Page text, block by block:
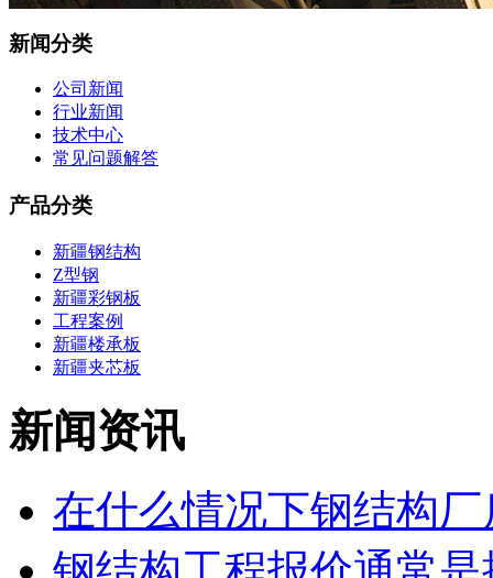
新闻分类
公司新闻
行业新闻
技术中心
常见问题解答
产品分类
新疆钢结构
Z型钢
新疆彩钢板
工程案例
新疆楼承板
新疆夹芯板
新闻资讯
在什么情况下钢结构厂